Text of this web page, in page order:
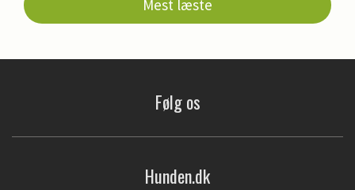
Mest læste
Følg os
Hunden.dk